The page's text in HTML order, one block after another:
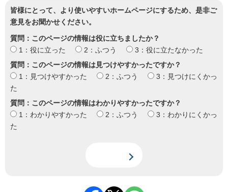
皆様にとって、より使いやすいホームページにするため、是非ご
意見をお聞かせください。
質問：このページの情報は役に立ちましたか？
1：役に立った
2：ふつう
3：役に立たなかった
質問：このページの情報は見つけやすかったですか？
1：見つけやすかった
2：ふつう
3：見つけにくかっ
た
質問：このページの情報はわかりやすかったですか？
1：わかりやすかった
2：ふつう
3：わかりにくかっ
た